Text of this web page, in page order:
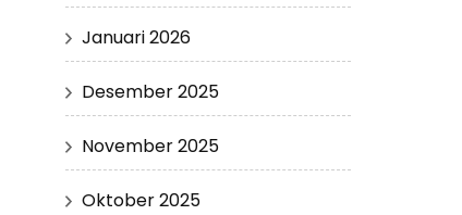
Januari 2026
Desember 2025
November 2025
Oktober 2025